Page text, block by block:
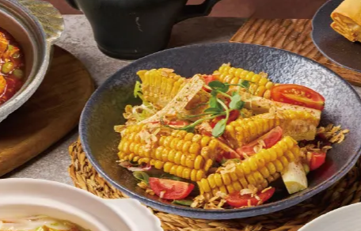
經典人氣港點
累積銷售20萬顆
蜜汁叉燒包(全素6入)
NT$150
大受好評人氣甜點
會爆漿的流沙包
滿溢流沙 甜鹹好滋味
黃金爆漿流沙包(奶蛋素6入)
NT$150